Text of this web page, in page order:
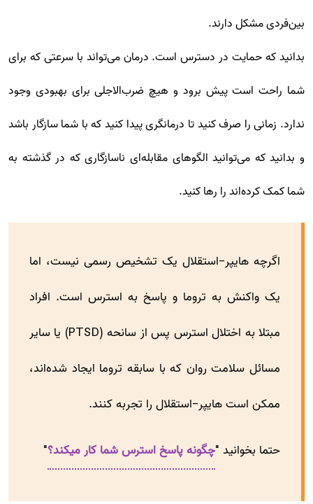
بین‌فردی مشکل دارند.
بدانید که حمایت در دسترس است. درمان می‌تواند با سرعتی که برای
شما راحت است پیش برود و هیچ ضرب‌الاجلی برای بهبودی وجود
ندارد. زمانی را صرف کنید تا درمانگری پیدا کنید که با شما سازگار باشد
و بدانید که می‌توانید الگوهای مقابله‌ای ناسازگاری که در گذشته به
شما کمک کرده‌اند را رها کنید.
اگرچه هایپر-استقلال یک تشخیص رسمی نیست، اما
یک واکنش به تروما و پاسخ به استرس است. افراد
مبتلا به اختلال استرس پس از سانحه (PTSD) یا سایر
مسائل سلامت روان که با سابقه تروما ایجاد شده‌اند،
ممکن است هایپر-استقلال را تجربه کنند.
حتما بخوانید "چگونه پاسخ استرس شما کار میکند؟"